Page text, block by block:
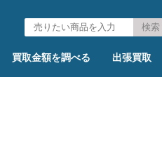
買取金額を調べる 出張買取